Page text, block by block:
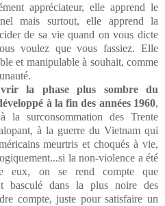
appréciateur, elle apprend le
mais surtout, elle apprend la
de sa vie quand on vous dicte
voulez que vous fassiez. Elle
et manipulable à souhait, comme
la phase plus sombre du
à la fin des années 1960,
la surconsommation des Trente
à la guerre du Vietnam qui
meurtris et choqués à vie,
la non-violence a été
eux, on se rend compte que
basculé dans la plus noire des
compte, juste pour satisfaire un